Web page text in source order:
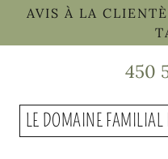
AVIS À LA
450
LE DOMAINE FAMILIAL